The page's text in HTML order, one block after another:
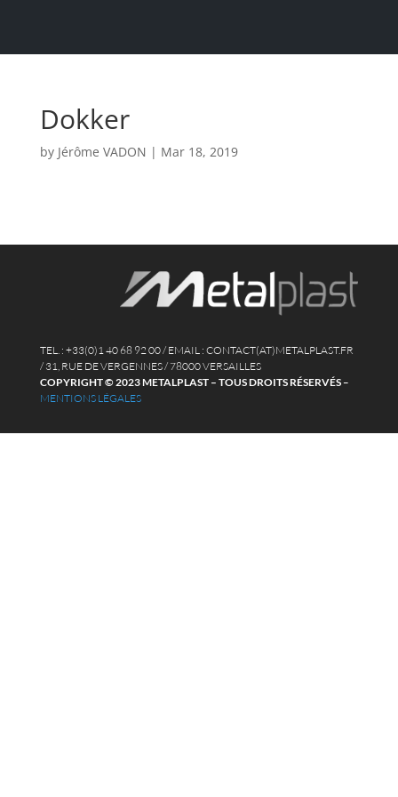
Dokker
by Jérôme VADON | Mar 18, 2019
TEL. : +33(0)1 40 68 92 00 / EMAIL : CONTACT(AT)METALPLAST.FR
/ 31, RUE DE VERGENNES / 78000 VERSAILLES
COPYRIGHT © 2023 METALPLAST – TOUS DROITS RÉSERVÉS–
MENTIONS LÉGALES